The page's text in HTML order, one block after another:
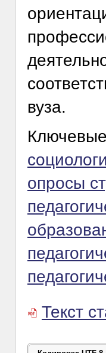
вуза.
опросы
Текст